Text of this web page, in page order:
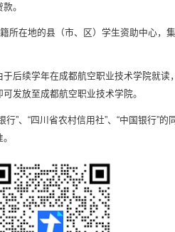
。
所在地的县（市、区）学生资助中心，
后续学年在成都航空职业技术学院就
发放至成都航空职业技术学院。
”、“四川省农村信用社”、“中国银行”